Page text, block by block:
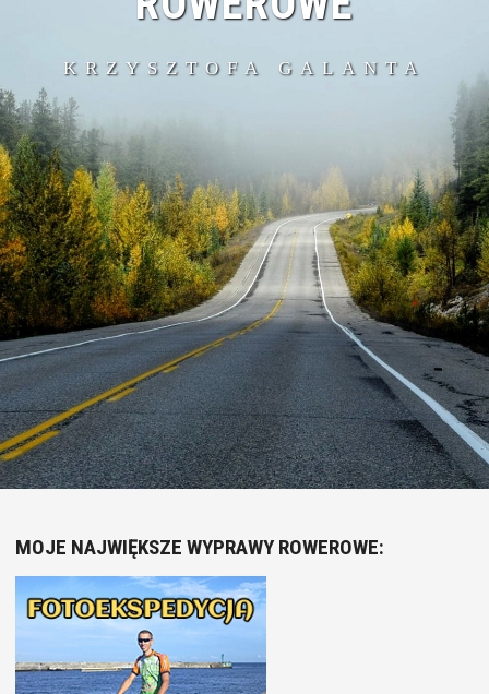
KRZYSZTOFA GALANTA
MOJE NAJWIĘKSZE WYPRAWY ROWEROWE: